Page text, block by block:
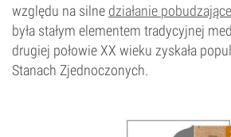
względu na silne działanie pobudzające
była stałym elementem tradycyjnej
drugiej połowie XX wieku zyskała
Stanach Zjednoczonych.